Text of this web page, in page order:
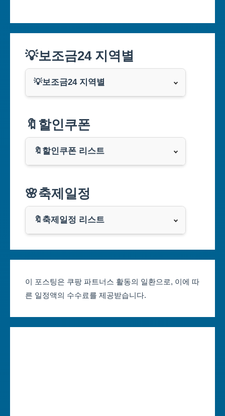
💡보조금24 지역별
💡보조금24 지역별
부산광역시
대구광역시
인천광역시
광주광역시
대전광역시
🔖할인쿠폰
🔖할인쿠폰 리스트
쿠팡
클룩
🌸축제일정
🔖축제일정 리스트
대구축제 일정
인천축제 일정
이 포스팅은 쿠팡 파트너스 활동의 일환으로, 이에 따
른 일정액의 수수료를 제공받습니다.